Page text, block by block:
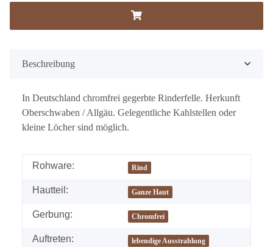
Beschreibung
In Deutschland chromfrei gegerbte Rinderfelle. Herkunft
Oberschwaben / Allgäu. Gelegentliche Kahlstellen oder
kleine Löcher sind möglich.
Rohware: Rind
Hautteil: Ganze Haut
Gerbung: Chromfrei
Auftreten: lebendige Ausstrahlung